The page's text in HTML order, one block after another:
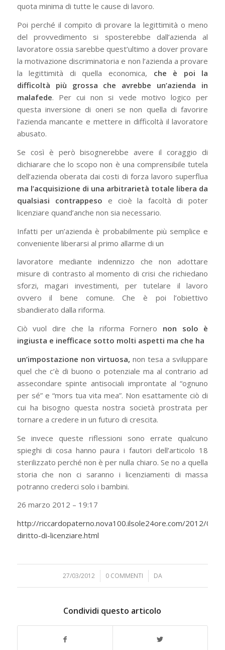
quota minima di tutte le cause di lavoro.
Poi perché il compito di provare la legittimità o meno
del provvedimento si sposterebbe dall’azienda al
lavoratore ossia sarebbe quest’ultimo a dover provare
la motivazione discriminatoria e non l’azienda a provare
la legittimità di quella economica, che è poi la
difficoltà più grossa che avrebbe un’azienda in
malafede. Per cui non si vede motivo logico per
questa inversione di oneri se non quella di favorire
l’azienda mancante e mettere in difficoltà il lavoratore
abusato.
Se così è però bisognerebbe avere il coraggio di
dichiarare che lo scopo non è una comprensibile tutela
dell’azienda oberata dai costi di forza lavoro superflua
ma l’acquisizione di una arbitrarietà totale libera da
qualsiasi contrappeso e cioè la facoltà di poter
licenziare quand’anche non sia necessario.
Infatti per un’azienda è probabilmente più semplice e
conveniente liberarsi al primo allarme di un
lavoratore mediante indennizzo che non adottare
misure di contrasto al momento di crisi che richiedano
sforzi, magari investimenti, per tutelare il lavoro
ovvero il bene comune. Che è poi l’obiettivo
sbandierato dalla riforma.
Ciò vuol dire che la riforma Fornero non solo è
ingiusta e inefficace sotto molti aspetti ma che ha
un’impostazione non virtuosa, non tesa a sviluppare
quel che c’è di buono o potenziale ma al contrario ad
assecondare spinte antisociali improntate al “ognuno
per sé” e “mors tua vita mea”. Non esattamente ciò di
cui ha bisogno questa nostra società prostrata per
tornare a credere in un futuro di crescita.
Se invece queste riflessioni sono errate qualcuno
spieghi di cosa hanno paura i fautori dell’articolo 18
sterilizzato perché non è per nulla chiaro. Se no a quella
storia che non ci saranno i licenziamenti di massa
potranno crederci solo i bambini.
26 marzo 2012 – 19:17
http://riccardopaterno.nova100.ilsole24ore.com/2012/03/il-
diritto-di-licenziare.html
27/03/2012
/ 0 COMMENTI
/ DA
Condividi questo articolo